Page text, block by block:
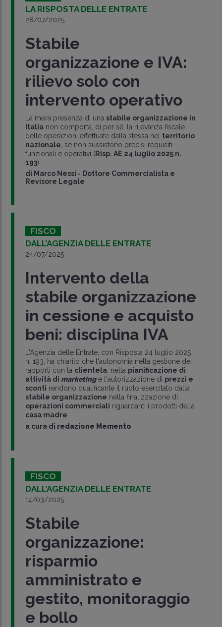
LA RISPOSTA DELLE ENTRATE
28/07/2025
Stabile
organizzazione e IVA:
rilievo solo con
intervento operativo
La mera presenza di una stabile organizzazione in
Italianon comporta, di per sé, la rilevanza fiscale
delle operazioni effettuate dalla stessa nel territorio
nazionale , se non sussistono precisi requisiti
funzionali e operativi (Risp. AE 24 luglio 2025 n.
193).
di Marco Nessi - Dottore Commercialista e
Revisore Legale
FISCO
DALL’AGENZIA DELLE ENTRATE
24/07/2025
Intervento della
stabile organizzazione
in cessione e acquisto
beni: disciplina IVA
L'Agenzia delle Entrate, con Risposta 24 luglio 2025
n. 193, ha chiarito che l'autonomia nella gestione dei
rapporti con la clientela, nella pianificazione di
attività di marketinge l'autorizzazione di prezzi e
sconti rendono qualificante il ruolo esercitato dalla
stabile organizzazione nella finalizzazione di
operazioni commerciali riguardanti i prodotti della
casa madre
a cura di redazione Memento
FISCO
DALL’AGENZIA DELLE ENTRATE
14/03/2025
Stabile
organizzazione:
risparmio
amministrato e
gestito, monitoraggio
e bollo